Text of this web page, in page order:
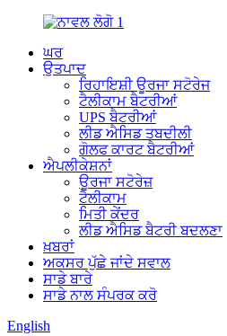
ਘਰ
ਉਤਪਾਦ
ਰਿਹਾਇਸ਼ੀ ਊਰਜਾ ਸਟੋਰੇਜ
ਟੈਲੀਕਾਮ ਬੈਟਰੀਆਂ
UPS ਬੈਟਰੀਆਂ
ਲੀਡ ਐਸਿਡ ਤਬਦੀਲੀ
ਗੋਲਫ ਕਾਰਟ ਬੈਟਰੀਆਂ
ਐਪਲੀਕੇਸ਼ਨਾਂ
ਊਰਜਾ ਸਟੋਰੇਜ਼
ਟੈਲੀਕਾਮ
ਮਿਤੀ ਕੇਂਦਰ
ਲੀਡ ਐਸਿਡ ਬੈਟਰੀ ਬਦਲਣਾ
ਖ਼ਬਰਾਂ
ਅਕਸਰ ਪੁੱਛੇ ਜਾਂਦੇ ਸਵਾਲ
ਸਾਡੇ ਬਾਰੇ
ਸਾਡੇ ਨਾਲ ਸੰਪਰਕ ਕਰੋ
English